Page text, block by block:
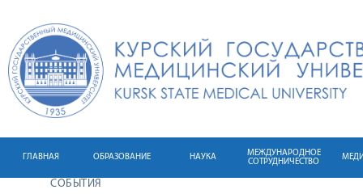
ГЛАВНАЯ ОБРАЗОВАНИЕ НАУКА
МЕЖДУНАРОДНОЕ
СОТРУДНИЧЕСТВО
СОБЫТИЯ